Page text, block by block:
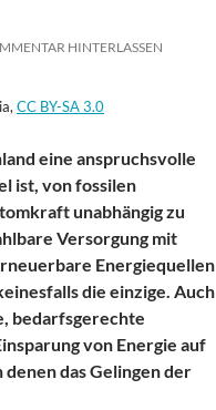
HINTERLASSEN
CC BY-SA 3.0
eine anspruchsvolle
ist, von fossilen
unabhängig zu
Versorgung mit
Energiequellen
die einzige. Auch
bedarfsgerechte
von Energie auf
das Gelingen der